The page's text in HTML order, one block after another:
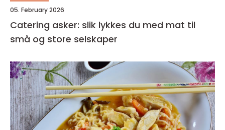
05. February 2026
Catering asker: slik lykkes du med mat til
små og store selskaper